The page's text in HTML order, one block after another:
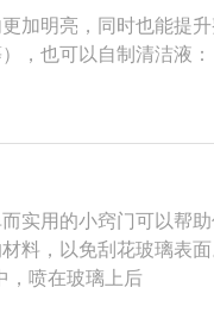
加明亮，同时也能提
，也可以自制清洁液
实用的小窍门可以帮
料，以免刮花玻璃表
，喷在玻璃上后